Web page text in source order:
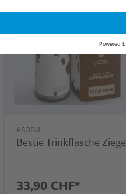
ASOBU
Bestie Trinkflasche Ziege
33,90 CHF*